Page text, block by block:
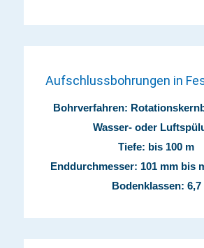
Aufschlussbohrungen in
Bohrverfahren:
Wasser- oder
Tiefe: bis 100 m
Enddurchmesser: 101 mm bis
Bodenklassen: 6,7